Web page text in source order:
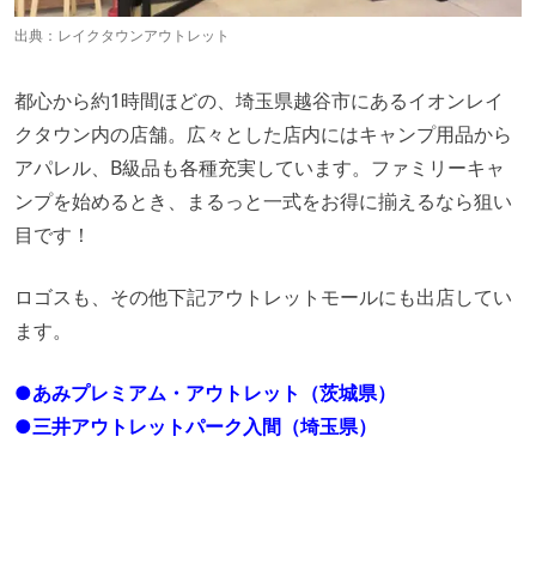
出典： レイクタウンアウトレット
都心から約1時間ほどの、埼玉県越谷市にあるイオンレイ
クタウン内の店舗。広々とした店内にはキャンプ用品から
アパレル、B級品も各種充実しています。ファミリーキャ
ンプを始めるとき、まるっと一式をお得に揃えるなら狙い
目です！
ロゴスも、その他下記アウトレットモールにも出店してい
ます。
●あみプレミアム・アウトレット（茨城県）
●三井アウトレットパーク入間（埼玉県）